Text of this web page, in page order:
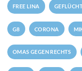
FREE LINA
G8 CORONA
OMAS GEGEN RECHTS